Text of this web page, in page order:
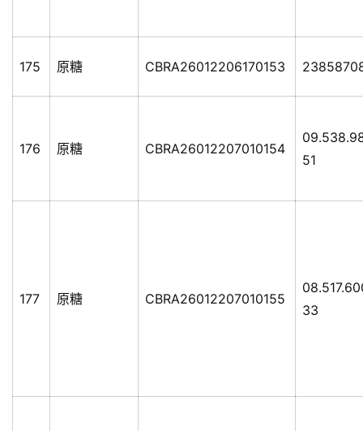
175 原糖 CBRA26012206170153
176 原糖 CBRA26012207010154
51
177 原糖 CBRA26012207010155
33